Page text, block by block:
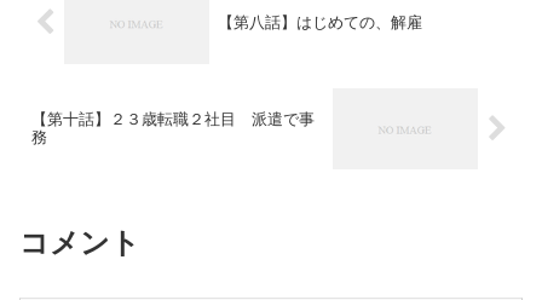
【第八話】はじめての、解雇
【第十話】２３歳転職２社目 派遣で事
務
コメント